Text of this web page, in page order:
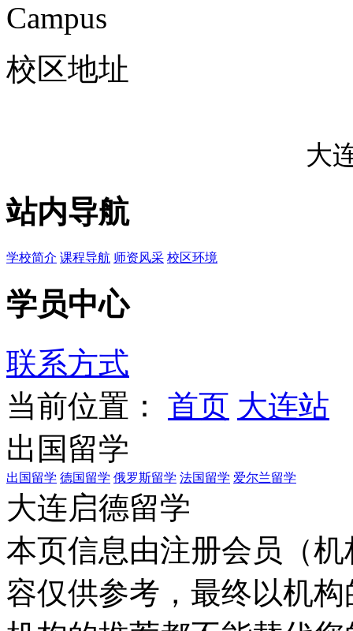
Campus
校区地址
大
站内导航
学校简介 课程导航 师资风采 校区环境
学员中心
联系方式
当前位置：
首页 大连站
出国留学
出国留学 德国留学 俄罗斯留学 法国留学 爱尔兰留学
大连启德留学
本页信息由注册会员（
容仅供参考，最终以机